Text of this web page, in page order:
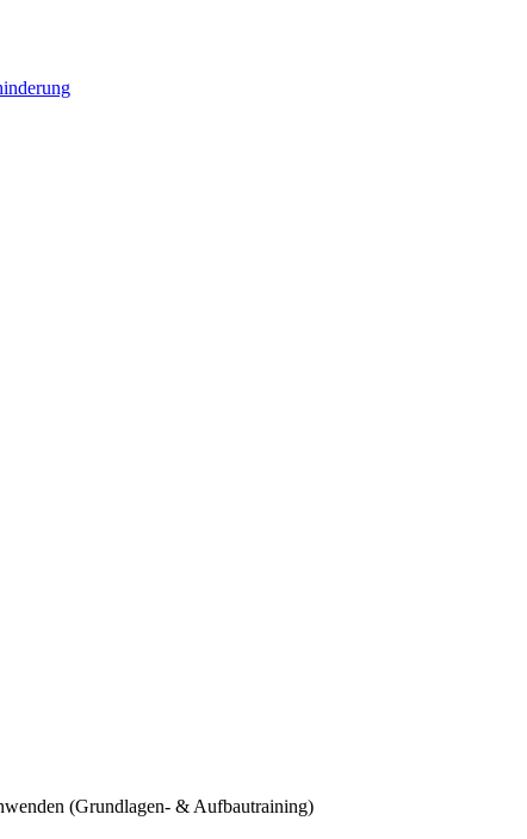
(Grundlagen- & Aufbautraining)